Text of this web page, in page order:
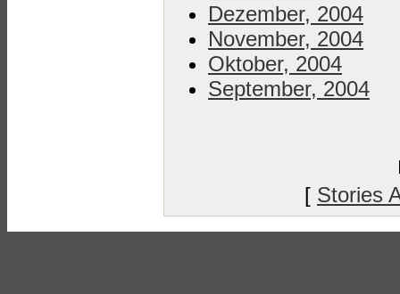
Dezember, 2004
November, 2004
Oktober, 2004
September, 2004
[ Stories